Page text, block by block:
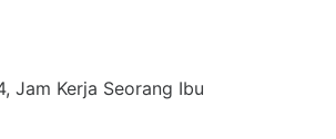
Jam Kerja Seorang Ibu